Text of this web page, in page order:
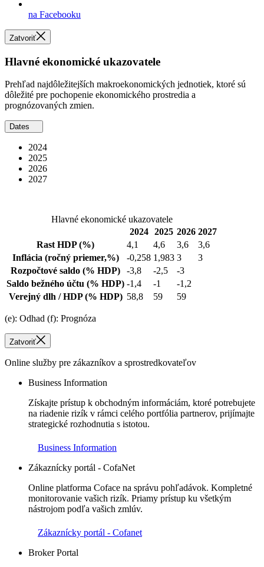
na Facebooku
Zatvoriť
Hlavné ekonomické ukazovatele
Prehľad najdôležitejších makroekonomických jednotiek, ktoré sú
dôležité pre pochopenie ekonomického prostredia a
prognózovaných zmien.
Dates
2024
2025
2026
2027
Hlavné ekonomické ukazovatele
2024
2025 2026 2027
Rast HDP(%) 4,1 4,6 3,6
3,6
Inflácia (ročný priemer,%) -0,258 1,983 3
3
Rozpočtové saldo (% HDP) -3,8 -2,5
-3
Saldo bežného účtu (% HDP) -1,4 -1
-1,2
Verejný dlh / HDP(% HDP) 58,8 59 59
(e): Odhad (f): Prognóza
Zatvoriť
Online služby pre zákazníkov a sprostredkovateľov
Business Information
Získajte prístup k obchodným informáciám, ktoré potrebujete
na riadenie rizík v rámci celého portfólia partnerov, prijímajte
strategické rozhodnutia s istotou.
Business Information
Zákaznícky portál - CofaNet
Online platforma Coface na správu pohľadávok. Kompletné
monitorovanie vašich rizík. Priamy prístup ku všetkým
nástrojom podľa vašich zmlúv.
Zákaznícky portál - Cofanet
Broker Portal